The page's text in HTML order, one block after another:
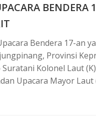
BENDERA
Bendera 17-an
Provinsi
Kolonel Laut
Upacara Mayor Laut